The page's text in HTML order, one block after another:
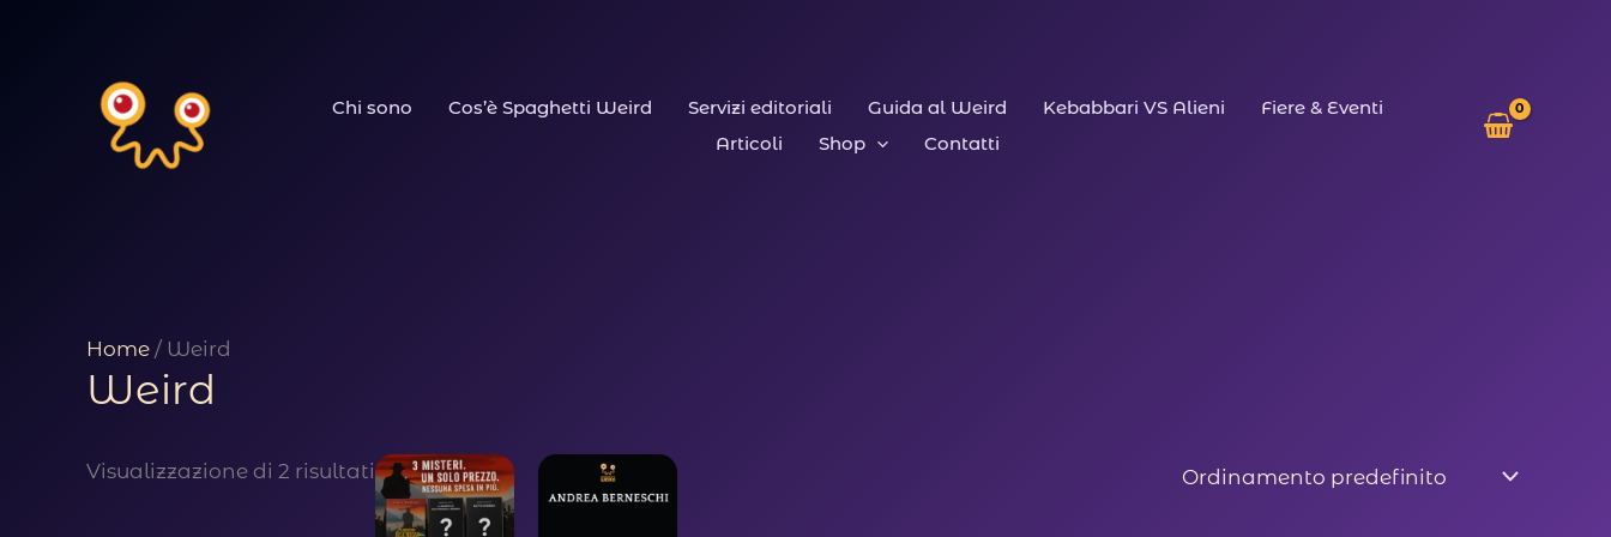
contenuto
Chi sono Cos’è Spaghetti Weird Servizi editoriali Guida al Weird Kebabbari VS Alieni
Fiere & Eventi
Articoli
Shop Contatti
Home / Weird
Weird
Visualizzazione di 2 risultati